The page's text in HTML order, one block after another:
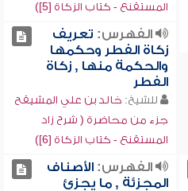
المستقنع - كتاب الزكاة [5])
الفهرس: تعريف
زكاة الفطر وحكمها
والحكمة منها , زكاة
الفطر
للشيخ: خالد بن علي المشيقح
جزء من محاضرة ( شرح زاد
المستقنع - كتاب الزكاة [6])
الفهرس:الأصناف
المجزئة , ما يجزئ